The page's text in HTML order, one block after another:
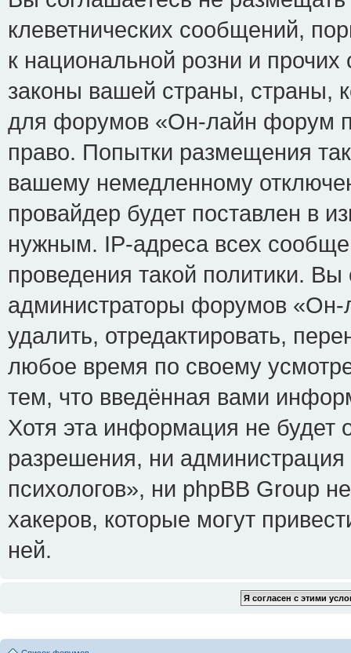
клеветнических сообщений,
к национальной розни и
законы вашей страны, страны,
для форумов «Он-лайн форум
право. Попытки размещения
вашему немедленному
провайдер будет поставлен в
нужным. IP-адреса всех
проведения такой политики.
администраторы форумов
удалить, отредактировать,
любое время по своему
тем, что введённая вами
Хотя эта информация не будет
разрешения, ни
психологов», ни phpBB Group
хакеров, которые могут
ней.